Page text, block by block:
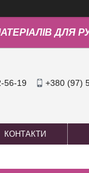
ДЛЯ
56-19 +380 (97)
КОНТАКТИ